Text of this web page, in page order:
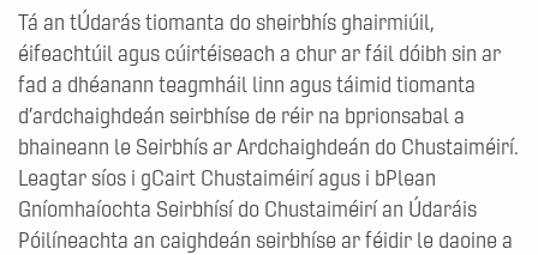
Tá an tÚdarás tiomanta do sheirbhís ghairmiúil,
éifeachtúil agus cúirtéiseach a chur ar fáil dóibh sin ar
fad a dhéanann teagmháil linn agus táimid tiomanta
d’ardchaighdeán seirbhíse de réir na bprionsabal a
bhaineann le Seirbhís ar Ardchaighdeán do Chustaiméirí.
Leagtar síos i gCairt Chustaiméirí agus i bPlean
Gníomhaíochta Seirbhísí do Chustaiméirí an Údaráis
Póilíneachta an caighdeán seirbhíse ar féidir le daoine a